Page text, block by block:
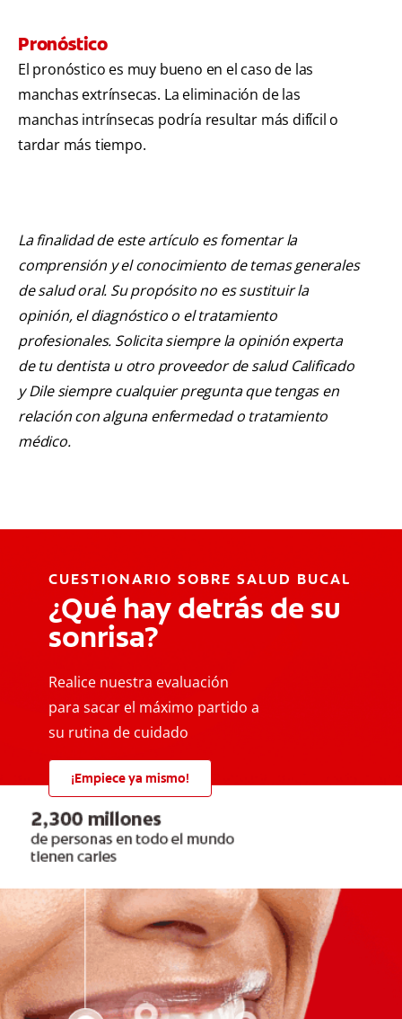
Pronóstico
El pronóstico es muy bueno en el caso de las
manchas extrínsecas. La eliminación de las
manchas intrínsecas podría resultar más difícil o
tardar más tiempo.
La finalidad de este artículo es fomentar la
comprensión y el conocimiento de temas generales
de salud oral. Su propósito no es sustituir la
opinión, el diagnóstico o el tratamiento
profesionales. Solicita siempre la opinión experta
de tu dentista u otro proveedor de salud Calificado
y Dile siempre cualquier pregunta que tengas en
relación con alguna enfermedad o tratamiento
médico.
CUESTIONARIO SOBRE SALUD BUCAL
¿Qué hay detrás de su
sonrisa?
Realice nuestra evaluación
para sacar el máximo partido a
su rutina de cuidado
¡Empiece ya mismo!